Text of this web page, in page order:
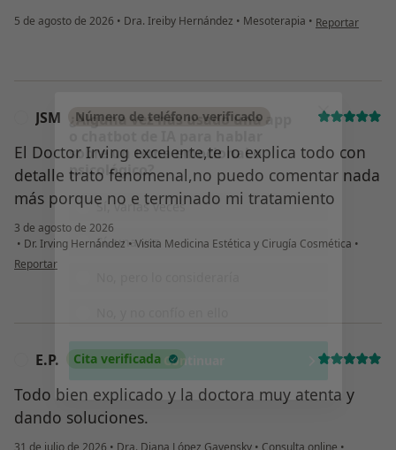
5 de agosto de 2026 • Dra. Ireiby Hernández • Mesoterapia • en opinión del
Reportar
JSM Número de teléfono verificado
El Doctor Irving excelente,te lo explica todo con
detalle trato fenomenal,no puedo comentar nada
más porque no e terminado mi tratamiento
3 de agosto de 2026
• Dr. Irving Hernández • Visita Medicina Estética y Cirugía Cosmética •
en opinión del usuario JSM
Reportar
E.P. Cita verificada
Todo bien explicado y la doctora muy atenta y
dando soluciones.
No, pero lo consideraría